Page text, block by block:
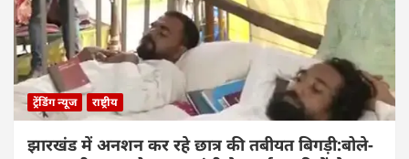
ट्रेंडिंग न्यूज राष्ट्रीय
झारखंड में अनशन कर रहे छात्र की तबीयत बिगड़ी:बोले-